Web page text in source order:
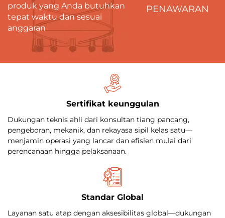
produk yang Anda butuhkan
tepat waktu dan sesuai
anggaran
PENAWARAN
Sertifikat keunggulan
Dukungan teknis ahli dari konsultan tiang pancang,
pengeboran, mekanik, dan rekayasa sipil kelas satu—
menjamin operasi yang lancar dan efisien mulai dari
perencanaan hingga pelaksanaan.
Standar Global
Layanan satu atap dengan aksesibilitas global—dukungan